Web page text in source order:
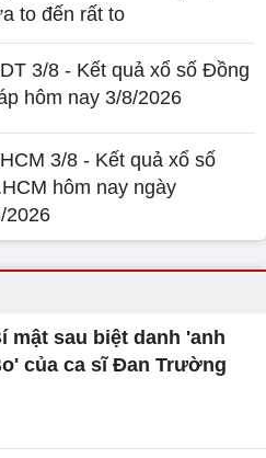
to đến rất to
3/8 - Kết quả xổ số Đồng
hôm nay 3/8/2026
3/8 - Kết quả xổ số
hôm nay ngày
2026
mật sau biệt danh 'anh
của ca sĩ Đan Trường